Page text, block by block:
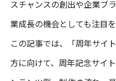
スチャンスの創出や企業ブ
業成長の機会としても注目を
この記事では、「周年サイ
方に向けて、周年記念サイ